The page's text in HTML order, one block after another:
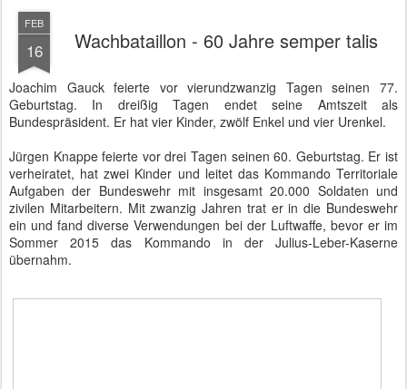
FEB
16 Wachbataillon - 60 Jahre semper talis
Joachim Gauck feierte vor vierundzwanzig Tagen seinen 77.
Geburtstag. In dreißig Tagen endet seine Amtszeit als
Bundespräsident. Er hat vier Kinder, zwölf Enkel und vier Urenkel.
Jürgen Knappe feierte vor drei Tagen seinen 60. Geburtstag. Er ist
verheiratet, hat zwei Kinder und leitet das Kommando Territoriale
Aufgaben der Bundeswehr mit insgesamt 20.000 Soldaten und
zivilen Mitarbeitern. Mit zwanzig Jahren trat er in die Bundeswehr
ein und fand diverse Verwendungen bei der Luftwaffe, bevor er im
Sommer 2015 das Kommando in der Julius-Leber-Kaserne
übernahm.